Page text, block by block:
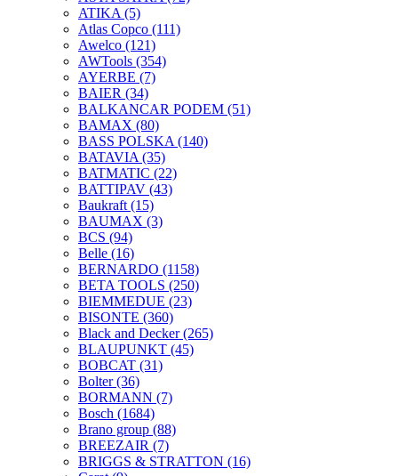
ATIKA (5)
Atlas Copco (111)
Awelco (121)
AWTools (354)
AYERBE (7)
BAIER (34)
BALKANCAR PODEM (51)
BAMAX (80)
BASS POLSKA (140)
BATAVIA (35)
BATMATIC (22)
BATTIPAV (43)
Baukraft (15)
BAUMAX (3)
BCS (94)
Belle (16)
BERNARDO (1158)
BETA TOOLS (250)
BIEMMEDUE (23)
BISONTE (360)
Black and Decker(265)
BLAUPUNKT (45)
BOBCAT (31)
Bolter(36)
BORMANN (7)
Bosch (1684)
Brano group (88)
BREEZAIR (7)
BRIGGS & STRATTON (16)